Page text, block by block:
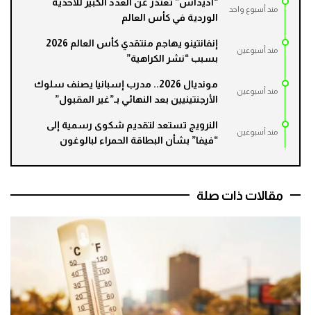
مند أسبوع واحد
الوردية في كأس العالم
مند أسبوعين
إنفانتينو يهاجم منتقدي كأس العالم 2026
بسبب “نشر الكراهية”
مند أسبوعين
مونديال 2026.. مدرب إسبانيا يصنف سلوك
الأرجنتينيين بعد النهائي بـ”غير المقبول”
مند أسبوعين
النرويج تستعد لتقديم شكوى رسمية إلى
“فيفا” بشأن البطاقة الحمراء لبالوغون
مقالات ذات صلة